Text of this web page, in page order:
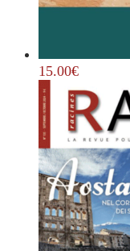
15.00€